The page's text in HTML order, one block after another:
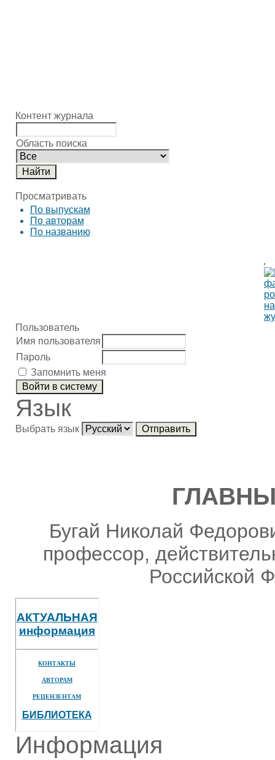
Контент журнала
Область поиска
Просматривать
По выпускам
По авторам
По названию
Пользователь
Имя пользователя
Пароль
Запомнить меня
Язык
Выбрать язык
Бугай Николай
профессор,
Российской
АКТУАЛЬНАЯ
информация
КОНТАКТЫ
АВТОРАМ
РЕЦЕНЗЕНТАМ
БИБЛИОТЕКА
Информация